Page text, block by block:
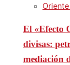
El «Efecto
divisas:
mediación